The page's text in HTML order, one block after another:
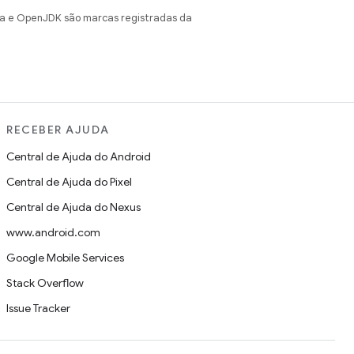
e OpenJDK são marcas registradas da
RECEBER AJUDA
Central de Ajuda do Android
Central de Ajuda do Pixel
Central de Ajuda do Nexus
www.android.com
Google Mobile Services
Stack Overflow
Issue Tracker